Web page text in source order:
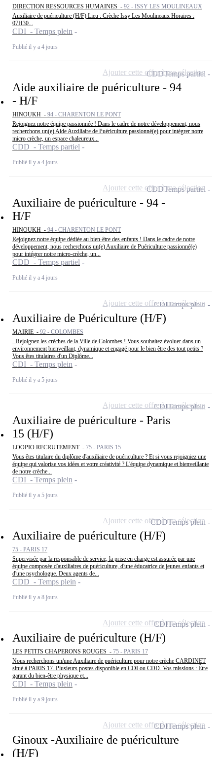
DIRECTION RESSOURCES HUMAINES - 92 - ISSY LES MOULINEAUX
Auxiliaire de puériculture (H/F) Lieu : Crèche Issy Les Moulineaux Horaires :
07H30...
CDI - Temps plein
Publié il y a 4 jours
Aide auxiliaire de puériculture - 94
- H/F
HINOUKH - 94 - CHARENTON LE PONT
Rejoignez notre équipe passionnée ! Dans le cadre de notre développement, nous
recherchons un(e) Aide Auxiliaire de Puériculture passionné(e) pour intégrer notre
micro crèche, un espace chaleureux...
CDD - Temps partiel
Publié il y a 4 jours
CDDTemps partiel
Ajouter cette offre à ma sélection
Auxiliaire de puériculture - 94 -
H/F
HINOUKH - 94 - CHARENTON LE PONT
Rejoignez notre équipe dédiée au bien-être des enfants ! Dans le cadre de notre
développement, nous recherchons un(e) Auxiliaire de Puériculture passionné(e)
pour intégrer notre micro-crèche, un...
CDD - Temps partiel
Publié il y a 4 jours
CDDTemps partiel
Ajouter cette offre à ma sélection
Auxiliaire de Puériculture (H/F)
MAIRIE - 92 - COLOMBES
- Rejoignez les crèches de la Ville de Colombes ! Vous souhaitez évoluer dans un
environnement bienveillant, dynamique et engagé pour le bien être des tout petits ?
Vous êtes titulaires d'un Diplôme...
CDI - Temps plein
Publié il y a 5 jours
CDITemps plein
Ajouter cette offre à ma sélection
Auxiliaire de puériculture - Paris
15 (H/F)
LOOPIO RECRUTEMENT - 75 - PARIS 15
Vous êtes titulaire du diplôme d'auxiliaire de puériculture ? Et si vous rejoigniez une
équipe qui valorise vos idées et votre créativité ? L'équipe dynamique et bienveillante
de notre crèche...
CDI - Temps plein
Publié il y a 5 jours
CDITemps plein
Ajouter cette offre à ma sélection
Auxiliaire de puériculture (H/F)
75 - PARIS 17
Supervisée par la responsable de service, la prise en charge est assurée par une
équipe composée d'auxiliaires de puériculture, d'une éducatrice de jeunes enfants et
d'une psychologue. Deux agents de...
CDD - Temps plein
Publié il y a 8 jours
CDDTemps plein
Ajouter cette offre à ma sélection
Auxiliaire de puériculture (H/F)
LES PETITS CHAPERONS ROUGES - 75 - PARIS 17
Nous recherchons un/une Auxiliaire de puériculture pour notre crèche CARDINET
situé à PARIS 17. Plusieurs postes disponible en CDI ou CDD. Vos missions : Être
garant du bien-être physique et...
CDI - Temps plein
Publié il y a 9 jours
CDITemps plein
Ajouter cette offre à ma sélection
Ginoux -Auxiliaire de puériculture
(H/F)
CDITemps plein
Ajouter cette offre à ma sélection